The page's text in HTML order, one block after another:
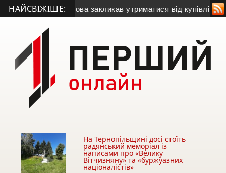
НАЙСВІЖІШЕ:
• Міський голова закликав утриматися від купівлі
На Тернопільщині досі стоїть
радянський меморіал із
написами про «Велику
Вітчизняну» та «буржуазних
націоналістів»